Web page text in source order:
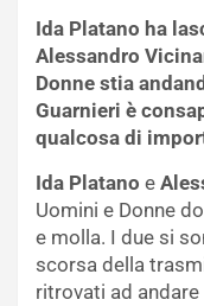
Ida Platano ha
Alessandro
Donne stia
Guarnieri è
qualcosa di
Ida Platano e
Uomini e Donne
e molla. I due si
scorsa della
ritrovati ad